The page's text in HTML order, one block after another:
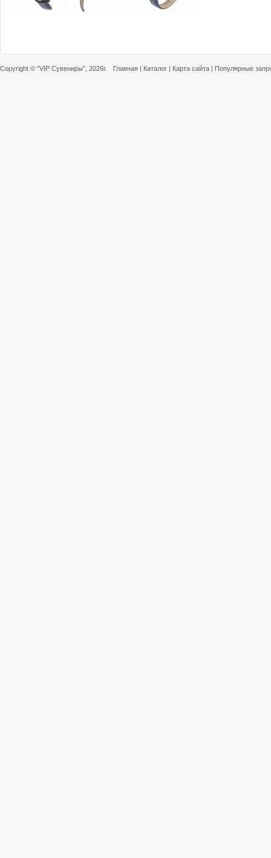
Copyright © "VIP Сувениры" , 2026г. Главная | Каталог | Карта сайта | Популярные